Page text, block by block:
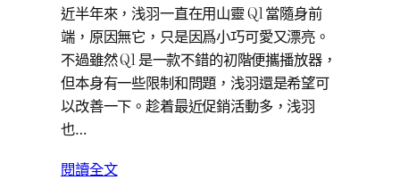
近半年來，浅羽一直在用山靈 Q1 當隨身前
端，原因無它，只是因爲小巧可愛又漂亮。
不過雖然 Q1 是一款不錯的初階便攜播放器，
但本身有一些限制和問題，浅羽還是希望可
以改善一下。趁着最近促銷活動多，浅羽
也…
閱讀全文